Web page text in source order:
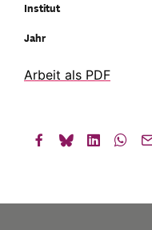
Institut
Jahr
Arbeit als PDF